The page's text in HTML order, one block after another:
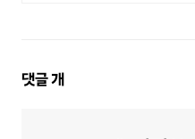
댓
댓글개